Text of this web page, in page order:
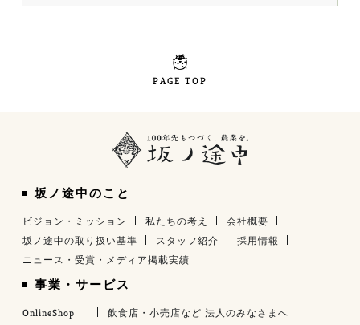
PAGE TOP
坂ノ途中のこと
ビジョン・ミッション 私たちの考え
会社概要
坂ノ途中の取り扱い基準
スタッフ紹介
採用情報
ニュース・受賞・メディア掲載実績
事業・サービス
OnlineShop
飲食店・小売店など 法人のみなさまへ